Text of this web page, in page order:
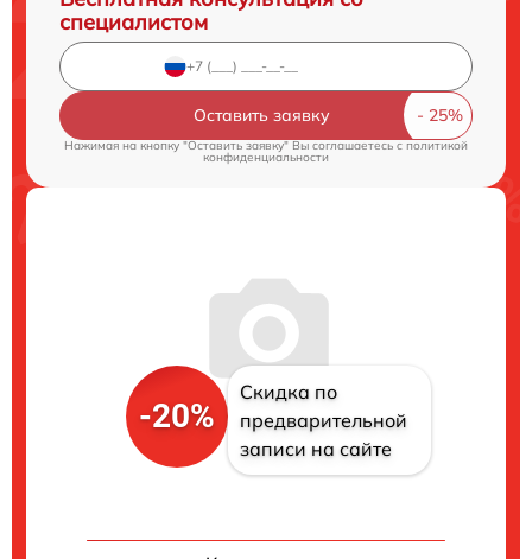
специалистом
Оставить заявку
Нажимая на кнопку "Оставить заявку" Вы соглашаетесь cполитикой
конфиденциальности
-20%
Скидка по
предварительной
записи на сайте